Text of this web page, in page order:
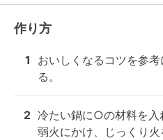
作り方
1
おいしくなるコツを参
る。
2 冷たい鍋に○の材料を入
弱火にかけ、じっくり火